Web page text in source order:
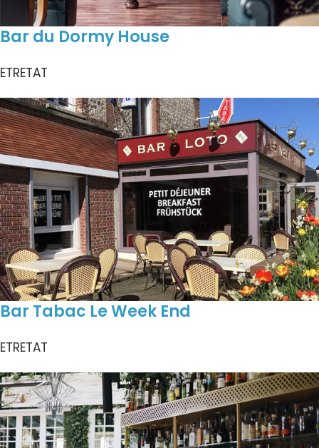
Bar du Dormy House
ETRETAT
Bar Tabac Le Week End
ETRETAT